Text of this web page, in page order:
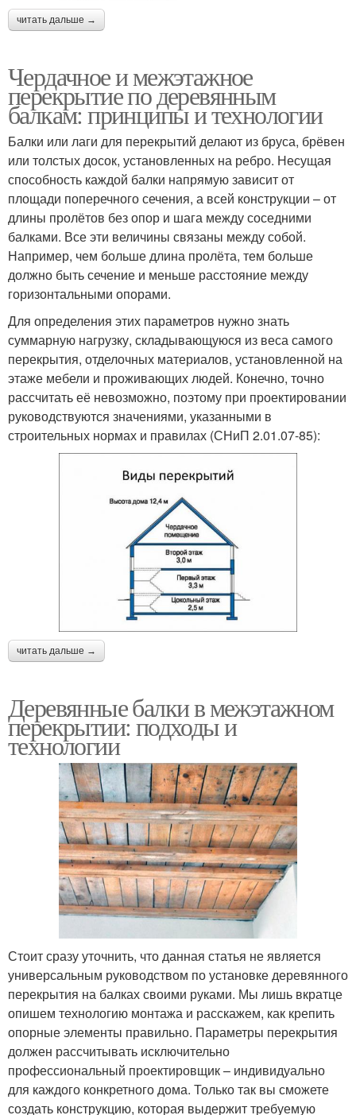
читать дальше →
Чердачное и межэтажное
перекрытие по деревянным
балкам: принципы и технологии
Балки или лаги для перекрытий делают из бруса, брёвен
или толстых досок, установленных на ребро. Несущая
способность каждой балки напрямую зависит от
площади поперечного сечения, а всей конструкции – от
длины пролётов без опор и шага между соседними
балками. Все эти величины связаны между собой.
Например, чем больше длина пролёта, тем больше
должно быть сечение и меньше расстояние между
горизонтальными опорами.
Для определения этих параметров нужно знать
суммарную нагрузку, складывающуюся из веса самого
перекрытия, отделочных материалов, установленной на
этаже мебели и проживающих людей. Конечно, точно
рассчитать её невозможно, поэтому при проектировании
руководствуются значениями, указанными в
строительных нормах и правилах (СНиП 2.01.07-85):
читать дальше →
Деревянные балки в межэтажном
перекрытии: подходы и
технологии
Стоит сразу уточнить, что данная статья не является
универсальным руководством по установке деревянного
перекрытия на балках своими руками. Мы лишь вкратце
опишем технологию монтажа и расскажем, как крепить
опорные элементы правильно. Параметры перекрытия
должен рассчитывать исключительно
профессиональный проектировщик – индивидуально
для каждого конкретного дома. Только так вы сможете
создать конструкцию, которая выдержит требуемую